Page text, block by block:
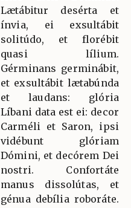
Lætábitur desérta et
ínvia, ei exsultábit
solitúdo, et florébit
quasi lílium.
Gérminans germinábit,
et exsultábit lætabúnda
et laudans: glória
Líbani data est ei: decor
Carméli et Saron, ipsi
vidébunt glóriam
Dómini, et decórem Dei
nostri. Confortáte
manus dissolútas, et
génua debília roboráte.